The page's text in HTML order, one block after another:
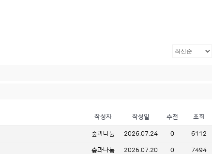
작성자 작성일 추천 조회
숲과나눔 2026.07.24 0 6112
숲과나눔 2026.07.20 0 7494